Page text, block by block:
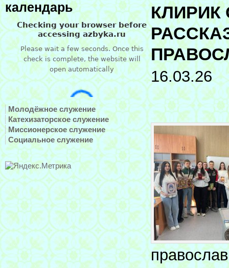
календарь
Молодёжное служение
Катехизаторское служение
Миссионерское служение
Социальное служение
КЛИРИК
16.03.26